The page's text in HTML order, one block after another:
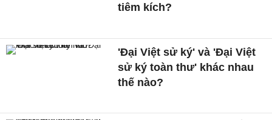
tiêm kích?
'Đại Việt sử ký' và 'Đại Việt
sử ký toàn thư' khác nhau
thế nào?